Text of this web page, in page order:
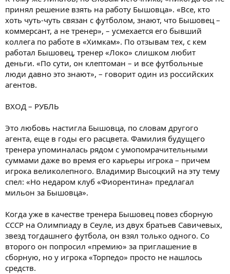
принял решение взять на работу Бышовца». «Все, кто
хоть чуть-чуть связан с футболом, знают, что Бышовец –
коммерсант, а не тренер», – усмехается его бывший
коллега по работе в «Химкам». По отзывам тех, с кем
работал Бышовец, тренер «Локо» слишком любит
деньги. «По сути, он клептоман – и все футбольные
люди давно это знают», – говорит один из российских
агентов.
ВХОД – РУБЛЬ
Это любовь настигла Бышовца, по словам другого
агента, еще в годы его расцвета. Фамилия будущего
тренера упоминалась рядом с умопомрачительными
суммами даже во время его карьеры игрока – причем
игрока великолепного. Владимир Высоцкий на эту тему
спел: «Но недаром клуб «Фиорентина» предлагал
мильон за Бышовца».
Когда уже в качестве тренера Бышовец повез сборную
СССР на Олимпиаду в Сеуле, из двух братьев Савичевых,
звезд тогдашнего футбола, он взял только одного. Со
второго он попросил «премию» за приглашение в
сборную, но у игрока «Торпедо» просто не нашлось
средств.